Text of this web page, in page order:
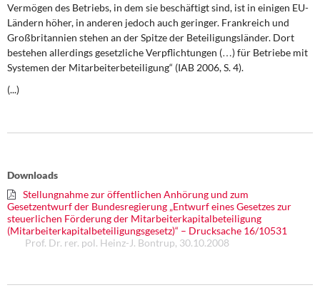
Vermögen des Betriebs, in dem sie beschäftigt sind, ist in einigen EU-
Ländern höher, in anderen jedoch auch geringer. Frankreich und
Großbritannien stehen an der Spitze der Beteiligungsländer. Dort
bestehen allerdingsgesetzliche Verpflichtungen (…) für Betriebe mit
Systemen der Mitarbeiterbeteiligung“ (IAB 2006, S. 4).
(...)
Downloads
Stellungnahme zur öffentlichen Anhörung und zum
Gesetzentwurf der Bundesregierung „Entwurf eines Gesetzes zur
steuerlichen Förderung der Mitarbeiterkapitalbeteiligung
(Mitarbeiterkapitalbeteiligungsgesetz)“ – Drucksache 16/10531
Prof. Dr. rer. pol. Heinz-J. Bontrup, 30.10.2008